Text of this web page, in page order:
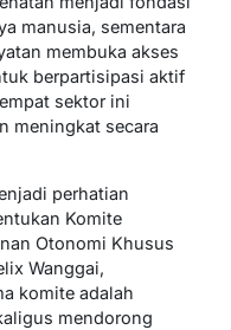
manusia, sementara
membuka akses
berpartisipasi aktif
sektor ini
meningkat secara
perhatian
Komite
Otonomi Khusus
Wanggai,
komite adalah
mendorong